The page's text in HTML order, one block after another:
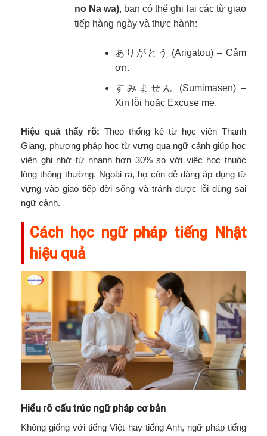
no Na wa), bạn có thể ghi lại các từ giao
tiếp hàng ngày và thực hành:
ありがとう (Arigatou) – Cảm
ơn.
すみません (Sumimasen) –
Xin lỗi hoặc Excuse me.
Hiệu quả thấy rõ: Theo thống kê từ học viên Thanh
Giang, phương pháp học từ vựng qua ngữ cảnh giúp học
viên ghi nhớ từ nhanh hơn 30% so với việc học thuộc
lòng thông thường. Ngoài ra, họ còn dễ dàng áp dụng từ
vựng vào giao tiếp đời sống và tránh được lỗi dùng sai
ngữ cảnh.
Cách học ngữ pháp tiếng Nhật
hiệu quả
Hiểu rõ cấu trúc ngữ pháp cơ bản
Không giống với tiếng Việt hay tiếng Anh, ngữ pháp tiếng